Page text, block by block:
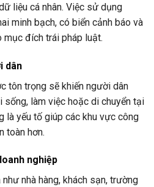
liệu cá nhân. Việc sử dụng
minh bạch, có biển cảnh báo và
đích trái pháp luật.
dân
tôn trọng sẽ khiến người dân
sống, làm việc hoặc di chuyển tại
là yếu tố giúp các khu vực công
toàn hơn.
nghiệp
nhà hàng, khách sạn, trường